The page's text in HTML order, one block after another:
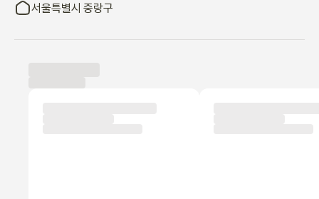
서울특별시 중랑구